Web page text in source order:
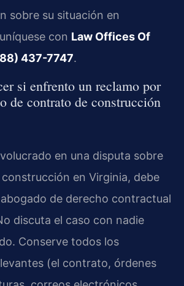
sobre su situación en
con Law Offices Of
437-7747.
si enfrento un reclamo por
de contrato de construcción
en una disputa sobre
en Virginia, debe
de derecho contractual
discuta el caso con nadie
Conserve todos los
(el contrato, órdenes